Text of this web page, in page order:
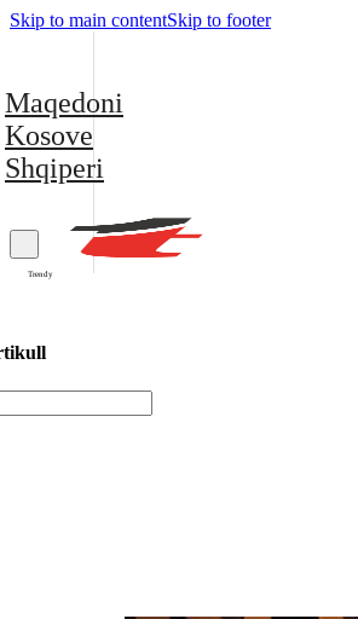
Skip to main contentSkip to footer
Maqedoni
Kosove
Shqiperi
Trendy